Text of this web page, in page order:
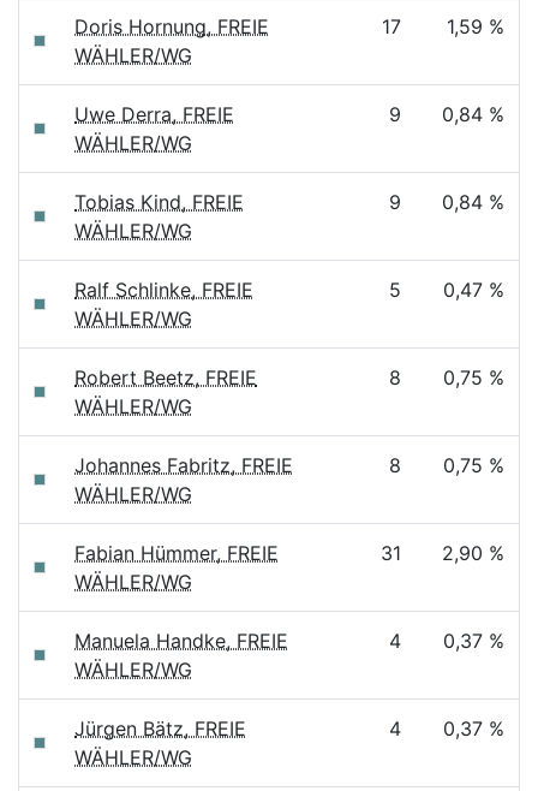
Doris Hornung, FREIE
WÄHLER/WG
17 1,59 %
Uwe Derra, FREIE
WÄHLER/WG
9 0,84 %
Tobias Kind, FREIE
WÄHLER/WG
9 0,84 %
Ralf Schlinke, FREIE
WÄHLER/WG
5 0,47 %
Robert Beetz, FREIE
WÄHLER/WG
8 0,75 %
Johannes Fabritz, FREIE
WÄHLER/WG
8 0,75 %
Fabian Hümmer, FREIE
WÄHLER/WG
31 2,90 %
Manuela Handke, FREIE
WÄHLER/WG
4 0,37 %
Jürgen Bätz, FREIE
WÄHLER/WG
4 0,37 %